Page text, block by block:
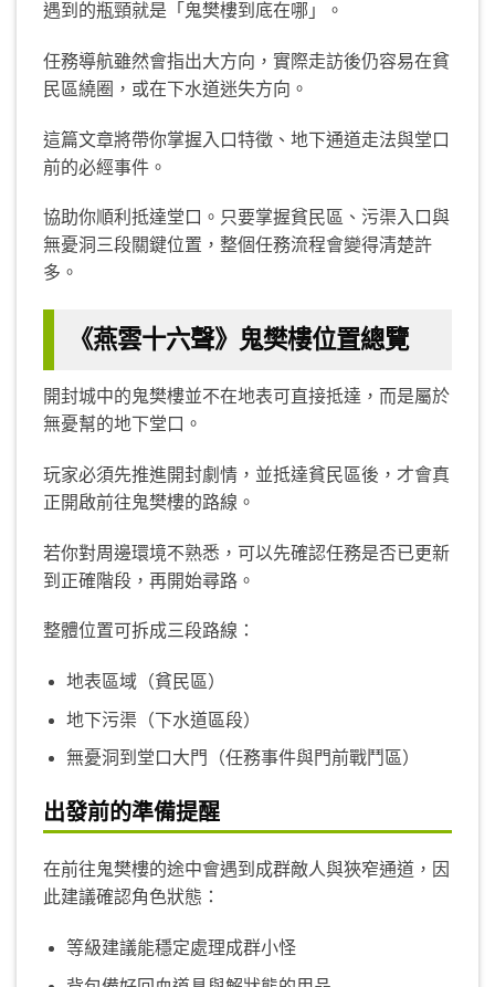
遇到的瓶頸就是「鬼樊樓到底在哪」。
任務導航雖然會指出大方向，實際走訪後仍容易在貧
民區繞圈，或在下水道迷失方向。
這篇文章將帶你掌握入口特徵、地下通道走法與堂口
前的必經事件。
協助你順利抵達堂口。只要掌握貧民區、污渠入口與
無憂洞三段關鍵位置，整個任務流程會變得清楚許
多。
《燕雲十六聲》鬼樊樓位置總覽
開封城中的鬼樊樓並不在地表可直接抵達，而是屬於
無憂幫的地下堂口。
玩家必須先推進開封劇情，並抵達貧民區後，才會真
正開啟前往鬼樊樓的路線。
若你對周邊環境不熟悉，可以先確認任務是否已更新
到正確階段，再開始尋路。
整體位置可拆成三段路線：
地表區域（貧民區）
地下污渠（下水道區段）
無憂洞到堂口大門（任務事件與門前戰鬥區）
出發前的準備提醒
在前往鬼樊樓的途中會遇到成群敵人與狹窄通道，因
此建議確認角色狀態：
等級建議能穩定處理成群小怪